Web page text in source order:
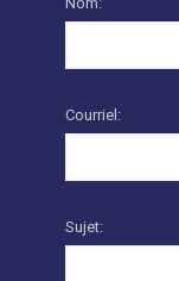
Courriel:
Sujet: